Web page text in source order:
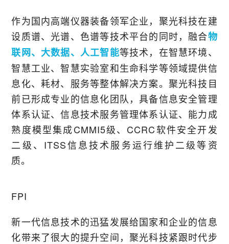
作为国内高端仪器装备领军企业，聚光科技在建
设质谱、光谱、色谱等技术平台的同时，融合物
联网、大数据、人工智能等技术，在智慧环境、
智慧工业、智慧实验室和生命科学等领域提供信
息化、耗材、服务等整体解决方案。聚光科技目
前已形成专业的信息化团队，具备信息安全管理
体系认证、信息技术服务管理体系认证、能力成
熟度模型集成CMMI5级、CCRC软件安全开发
二级、ITSS信息技术服务运行维护二级等资
质。
FPI
新一代信息技术的迅猛发展给国家和企业的信息
化带来了很大的提升空间，聚光科技紧跟时代步